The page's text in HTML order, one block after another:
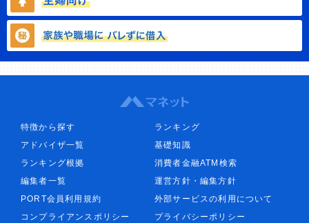
特徴から探す
ランキング
アドバイザ一覧
基礎知識
ランキング根拠
消費者金融ATM検索
編集者一覧
運営方針・編集方針
PORT会員利用規約
外部サービスの利用について
コンプライアンスポリシー
プライバシーポリシー